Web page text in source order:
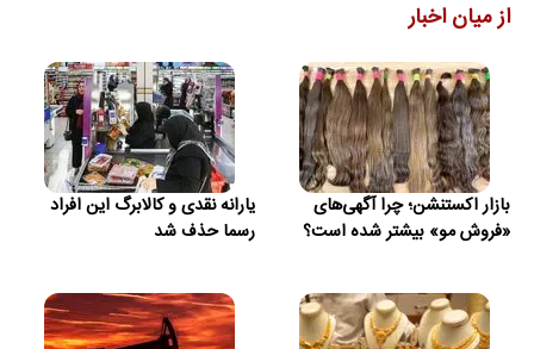
از میان اخبار
بازار اکستنشن؛ چرا آگهی‌های
«فروش مو» بیشتر شده است؟
یارانه نقدی و کالابرگ این افراد
رسما حذف شد